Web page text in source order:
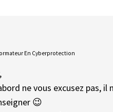
En Cyberprotection
ne vous excusez pas,
😉